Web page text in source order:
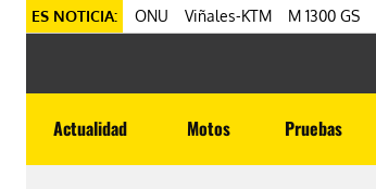
ES NOTICIA: ONU Viñales-KTM M 1300 GS
Actualidad Motos Pruebas